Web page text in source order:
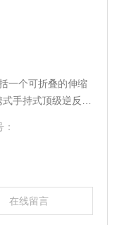
一个可折叠的伸缩
手持式顶级逆反射
相对湿度(rH %)
在线留言